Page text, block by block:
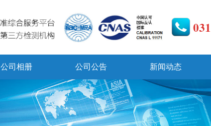
公司相册 公司公告 新闻动态